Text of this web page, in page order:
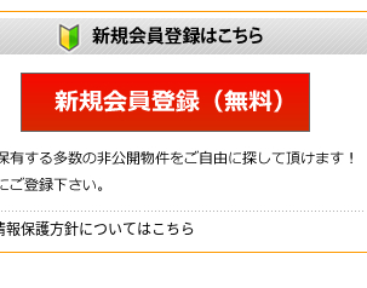
報保護方針についてはこちら